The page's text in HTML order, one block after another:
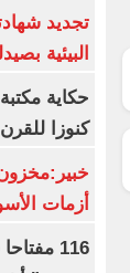
تجديد
البيئية
حكاية
كنوزا للقرن الـ16
أزمات
116